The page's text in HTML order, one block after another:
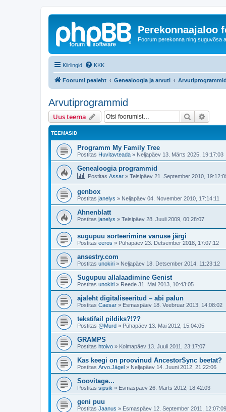
Perekonnaajaloo
Foorum perekonna ning suguvõsa
Kiirlingid KKK
Foorumi pealeht Genealoogia ja arvuti Arvutiprogrammid
Arvutiprogrammid
Uus teema Otsi
TEEMASID
Programm My Family Tree
Postitas Huvitavteada » Neljapäev 13. Märts 2025, 19:17:03
Genealoogia programmid
Postitas Assar » Teisipäev 21. September 2010,
genbox
Postitas janelys » Neljapäev 04. November 2010, 17:14:11
Ahnenblatt
Postitas janelys » Teisipäev 28. Juuli 2009, 00:28:07
sugupuu sorteerimine vanuse järgi
Postitas eeros » Pühapäev 23. Detsember 2018, 17:07:12
ansestry.com
Postitas unokiri » Neljapäev 18. Detsember 2014, 11:23:12
Sugupuu allalaadimine Genist
Postitas unokiri » Reede 31. Mai 2013, 10:43:05
ajaleht digitaliseeritud – abi palun
Postitas Caesar » Esmaspäev 18. Veebruar 2013, 14:08:02
tekstifail pildiks?!??
Postitas @Murd » Pühapäev 13. Mai 2012, 15:04:05
GRAMPS
Postitas htoivo » Kolmapäev 13. Juuli 2011, 23:17:07
Kas keegi on proovinud AncestorSync beetat?
Postitas Arvo.Jägel » Neljapäev 14. Juuni 2012, 21:22:06
Soovitage...
Postitas sipsik » Esmaspäev 26. Märts 2012, 18:42:03
geni puu
Postitas Jaanus » Esmaspäev 12. September 2011, 12:07:09